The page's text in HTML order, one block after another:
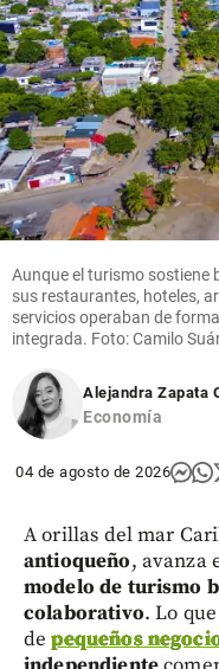
Aunque el turismo sostiene
sus restaurantes, hoteles,
servicios operaban de
integrada. Foto: Camilo
Alejandra Zapata
Economía
04 de agosto de 2026
A orillas del mar
antioqueño, avanza
modelo de turismo
colaborativo. Lo
depequeños